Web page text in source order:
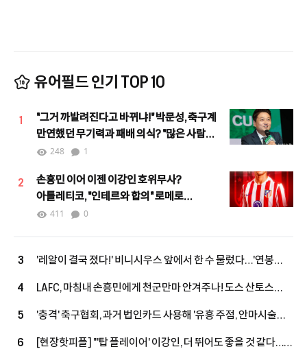
유어필드 인기 TOP 10
1
"그거 까발려진다고 바뀌냐!" 박문성, 축구계
만연했던 무기력과 패배 의식? "많은 사람이
힘을 모으며 달라지고 있어"
248 1
2
손흥민 이어 이젠 이강인 호위무사?
아틀레티코, "인테르와 합의" 로메로
하이재킹 노린다!
411 0
3
'레알이 결국 졌다!' 비니시우스 앞에서 한 수 물렀다…'연봉
4
LAFC, 마침내 손흥민에게 천군만마 안겨주나! 도스 산토스
+3명 정리, 슈퍼스타 영입할까
5
'충격' 축구협회, 과거 법인카드 사용해 '유흥 주점, 안마시술소,
6
[현장핫피플] "'탑 플레이어' 이강인, 더 뛰어도 좋을 것 같다…